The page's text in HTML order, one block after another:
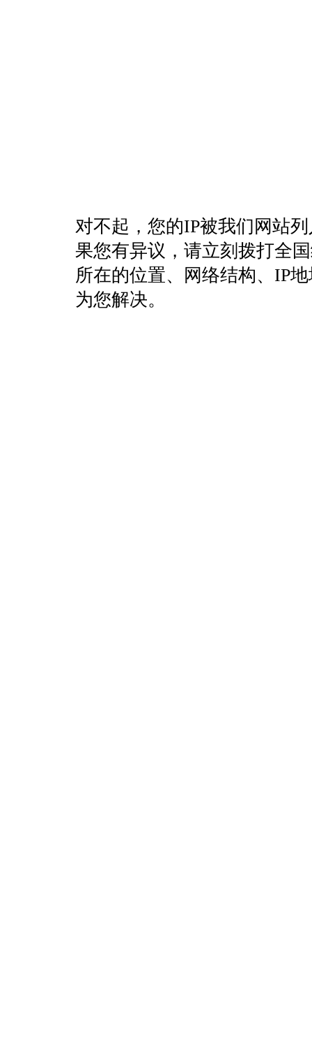
对不起，您的IP被我们网站
果您有异议，请立刻拨打全
所在的位置、网络结构、IP
为您解决。